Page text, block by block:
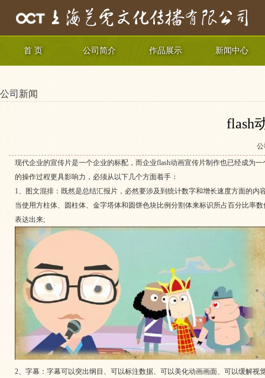
首 页 公司简介 作品展示 新闻中心
公司新闻
flash
公
现代企业的宣传片是一个企业的标配，而企业flash动画宣传片制作也已经成为
的操作过程更具影响力，必须从以下几个方面着手：
1、图文混排：既然是总结汇报片，必然要涉及到统计数字和增长速度方面的
当使用方柱体、圆柱体、金字塔体和圆饼色块比例分割体来标识所占百分比率
表达出来;
2、字幕：字幕可以突出纲目、可以标注数据、可以美化动画画面、可以缓解视